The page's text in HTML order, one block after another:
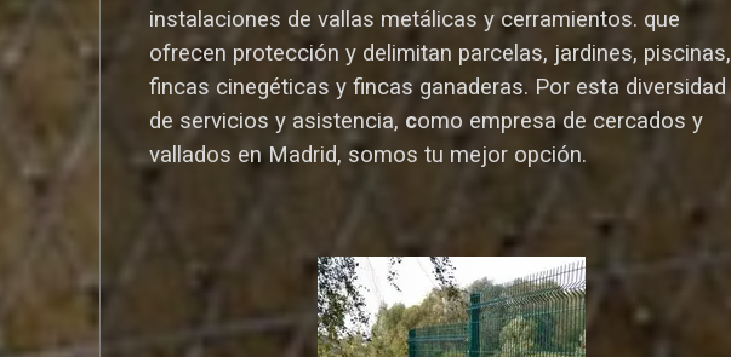
instalaciones de vallas metálicas y cerramientos. que
ofrecen protección y delimitan parcelas, jardines, piscinas,
fincas cinegéticas y fincas ganaderas. Por esta diversidad
de servicios y asistencia, como empresa de cercados y
vallados en Madrid, somos tu mejor opción.